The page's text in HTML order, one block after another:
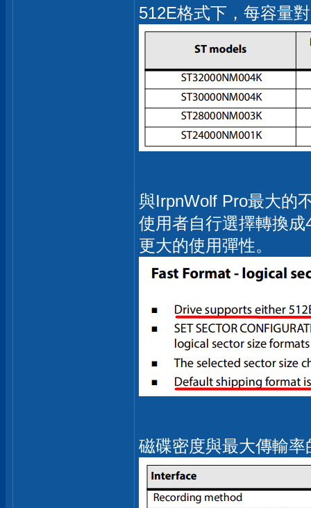
512E格式下，每容量
與IrpnWolf Pro最大的
使用者自行選擇轉換
更大的使用彈性。
磁碟密度與最大傳輸